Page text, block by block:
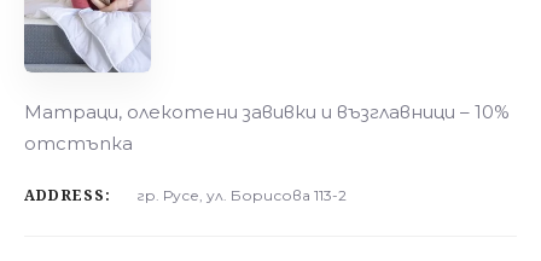
Матраци, олекотени завивки и възглавници – 10%
отстъпка
ADDRESS: гр. Русе, ул. Борисова 113-2